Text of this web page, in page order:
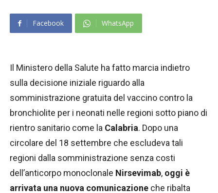
Facebook WhatsApp
Il Ministero della Salute ha fatto marcia indietro
sulla decisione iniziale riguardo alla
somministrazione gratuita del vaccino contro la
bronchiolite per i neonati nelle regioni sotto piano di
rientro sanitario come la Calabria. Dopo una
circolare del 18 settembre che escludeva tali
regioni dalla somministrazione senza costi
dell’anticorpo monoclonale Nirsevimab, oggi è
arrivata una nuova comunicazione che ribalta